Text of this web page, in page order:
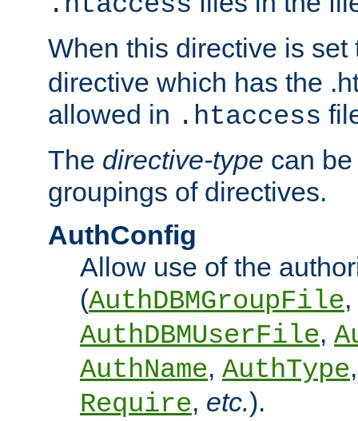
When this directive is
directive which has the
allowed in .htaccess
The directive-type can
groupings of directives.
AuthConfig
Allow use of the
(AuthDBMGroupFile,
AuthDBMUserFile,
AuthName, AuthType
Require, etc.).